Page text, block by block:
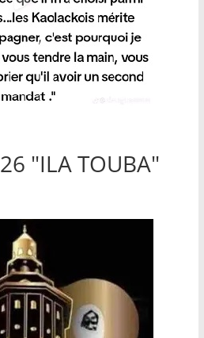
"ILA TOUBA"